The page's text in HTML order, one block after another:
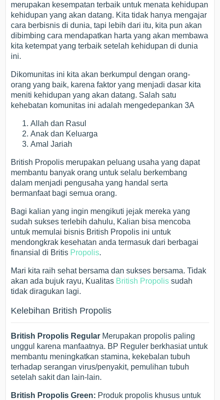
merupakan kesempatan terbaik untuk menata kehidupan
kehidupan yang akan datang. Kita tidak hanya mengajar
cara berbisnis di dunia, tapi lebih dari itu, kita pun akan
dibimbing cara mendapatkan harta yang akan membawa
kita ketempat yang terbaik setelah kehidupan di dunia
ini.
Dikomunitas ini kita akan berkumpul dengan orang-
orang yang baik, karena faktor yang menjadi dasar kita
meniti kehidupan yang akan datang. Salah satu
kehebatan komunitas ini adalah mengedepankan 3A
Allah dan Rasul
Anak dan Keluarga
Amal Jariah
British Propolis merupakan peluang usaha yang dapat
membantu banyak orang untuk selalu berkembang
dalam menjadi pengusaha yang handal serta
bermanfaat bagi semua orang.
Bagi kalian yang ingin mengikuti jejak mereka yang
sudah sukses terlebih dahulu, Kalian bisa mencoba
untuk memulai bisnis British Propolis ini untuk
mendongkrak kesehatan anda termasuk dari berbagai
finansial di Britis Propolis.
Mari kita raih sehat bersama dan sukses bersama. Tidak
akan ada bujuk rayu, Kualitas British Propolis sudah
tidak diragukan lagi.
Kelebihan British Propolis
British Propolis Regular Merupakan propolis paling
unggul karena manfaatnya. BP Reguler berkhasiat untuk
membantu meningkatkan stamina, kekebalan tubuh
terhadap serangan virus/penyakit, pemulihan tubuh
setelah sakit dan lain-lain.
British Propolis Green: Produk propolis khusus untuk